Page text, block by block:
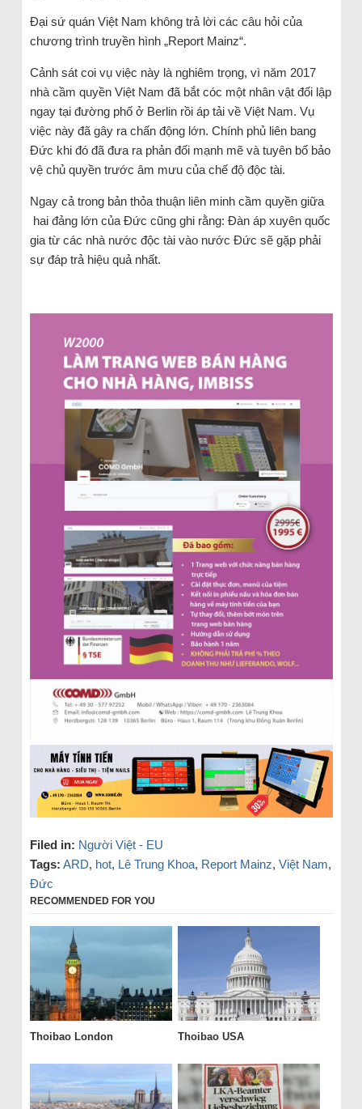
Đại sứ quán Việt Nam không trả lời các câu hỏi của
chương trình truyền hình „Report Mainz“.
Cảnh sát coi vụ việc này là nghiêm trọng, vì năm 2017
nhà cầm quyền Việt Nam đã bắt cóc một nhân vật đối lập
ngay tại đường phố ở Berlin rồi áp tải về Việt Nam. Vụ
việc này đã gây ra chấn động lớn. Chính phủ liên bang
Đức khi đó đã đưa ra phản đối mạnh mẽ và tuyên bố bảo
vệ chủ quyền trước âm mưu của chế độ độc tài.
Ngay cả trong bản thỏa thuận liên minh cầm quyền giữa
hai đảng lớn của Đức cũng ghi rằng: Đàn áp xuyên quốc
gia từ các nhà nước độc tài vào nước Đức sẽ gặp phải
sự đáp trả hiệu quả nhất.
Filed in: Người Việt - EU
Tags: ARD, hot, Lê Trung Khoa, Report Mainz, Việt Nam,
Đức
RECOMMENDED FOR YOU
Thoibao London Thoibao USA